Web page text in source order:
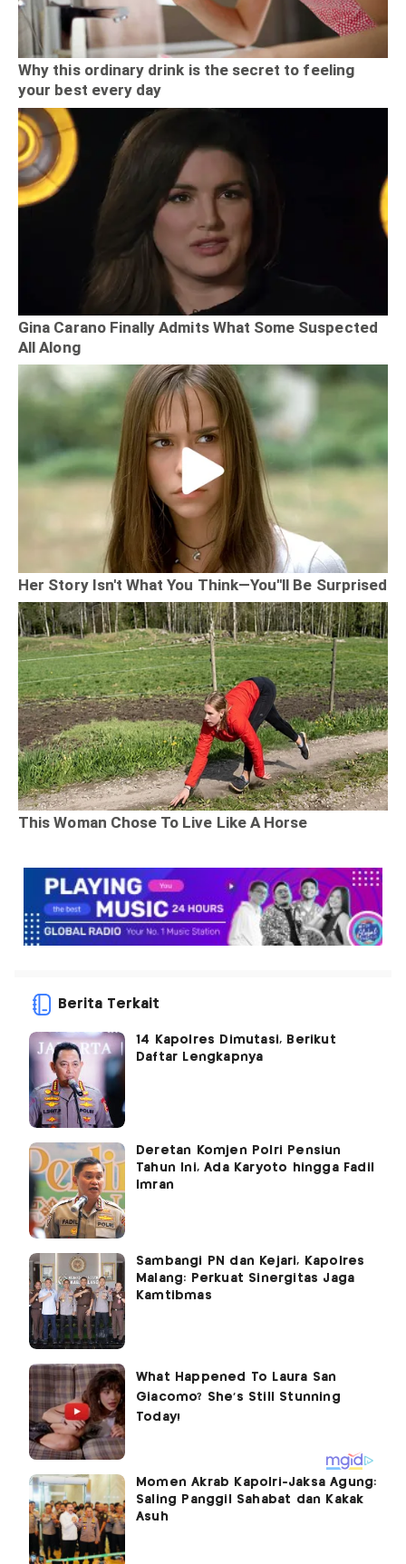
Berita Terkait
14 Kapolres Dimutasi, Berikut
Daftar Lengkapnya
Deretan Komjen Polri Pensiun
Tahun Ini, Ada Karyoto hingga Fadil
Imran
Sambangi PN dan Kejari, Kapolres
Malang: Perkuat Sinergitas Jaga
Kamtibmas
Momen Akrab Kapolri-Jaksa Agung:
Saling Panggil Sahabat dan Kakak
Asuh